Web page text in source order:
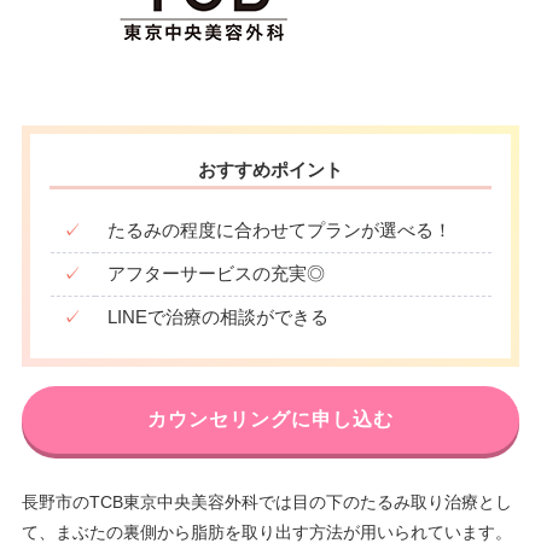
おすすめポイント
✓ たるみの程度に合わせてプランが選べる！
✓ アフターサービスの充実◎
✓ LINEで治療の相談ができる
カウンセリングに申し込む
長野市のTCB東京中央美容外科では目の下のたるみ取り治療とし
て、まぶたの裏側から脂肪を取り出す方法が用いられています。